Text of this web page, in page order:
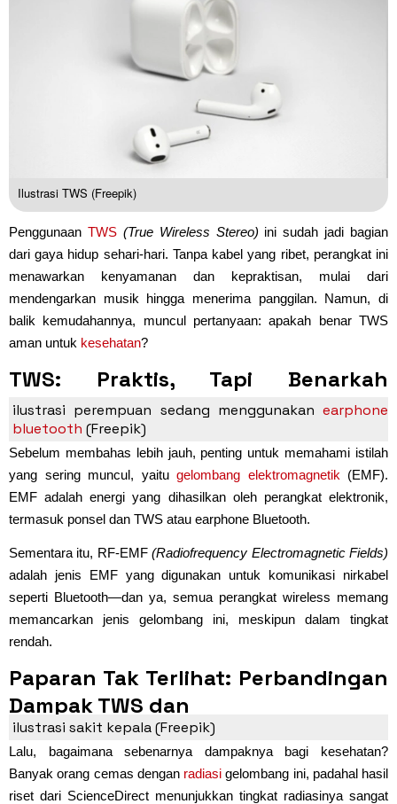
Ilustrasi TWS (Freepik)
Penggunaan TWS (True Wireless Stereo) ini sudah jadi bagian
dari gaya hidup sehari-hari. Tanpa kabel yang ribet, perangkat ini
menawarkan kenyamanan dan kepraktisan, mulai dari
mendengarkan musik hingga menerima panggilan. Namun, di
balik kemudahannya, muncul pertanyaan: apakah benar TWS
aman untuk kesehatan?
TWS: Praktis, Tapi Benarkah
Sepenuhnya Aman?
ilustrasi perempuan sedang menggunakan earphone
bluetooth (Freepik)
Sebelum membahas lebih jauh, penting untuk memahami istilah
yang sering muncul, yaitu gelombang elektromagnetik (EMF).
EMF adalah energi yang dihasilkan oleh perangkat elektronik,
termasuk ponsel dan TWS atau earphone Bluetooth.
Sementara itu, RF-EMF(Radiofrequency Electromagnetic Fields)
adalah jenis EMF yang digunakan untuk komunikasi nirkabel
seperti Bluetooth—dan ya, semua perangkat wireless memang
memancarkan jenis gelombang ini, meskipun dalam tingkat
rendah.
Paparan Tak Terlihat: Perbandingan
Dampak TWS dan
ilustrasi sakit kepala (Freepik)
Lalu, bagaimana sebenarnya dampaknya bagi kesehatan?
Banyak orang cemas dengan radiasi gelombang ini, padahal hasil
riset dari ScienceDirect menunjukkan tingkat radiasinya sangat